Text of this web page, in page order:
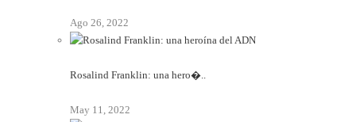
Ago 26, 2022
Rosalind Franklin: una hero�..
May 11, 2022